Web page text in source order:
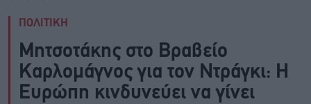
ΠΟΛΙΤΙΚΗ
Μητσοτάκης στο Βραβείο
Καρλομάγνος για τον Ντράγκι: Η
Ευρώπη κινδυνεύει να γίνει